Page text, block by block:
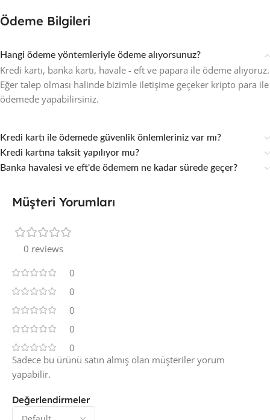
Ödeme Bilgileri
Hangi ödeme yöntemleriyle ödeme alıyorsunuz?
Kredi kartı, banka kartı, havale - eft ve papara ile ödeme alıyoruz.
Eğer talep olması halinde bizimle iletişime geçeker kripto para ile
ödemede yapabilirsiniz.
Kredi kartı ile ödemede güvenlik önlemleriniz var mı?
Kredi kartına taksit yapılıyor mu?
Banka havalesi ve eft'de ödemem ne kadar sürede geçer?
Müşteri Yorumları
0 reviews
0
0
0
0
0
Değerlendirmeler
Sadece bu ürünü satın almış olan müşteriler yorum
yapabilir.